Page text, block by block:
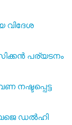
പര്യടനം
നഷ്ടപ്പെട്ട
ഡൽഹി